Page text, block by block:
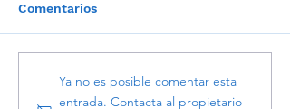
El costo de dejarlo para
mañana: Por qué el
Comentarios
Ya no es posible comentar esta
entrada. Contacta al propietario